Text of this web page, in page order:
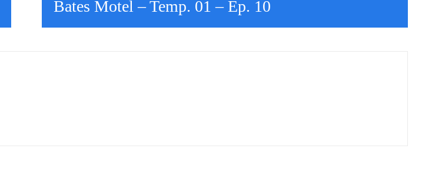
Bates Motel – Temp. 01 – Ep. 10